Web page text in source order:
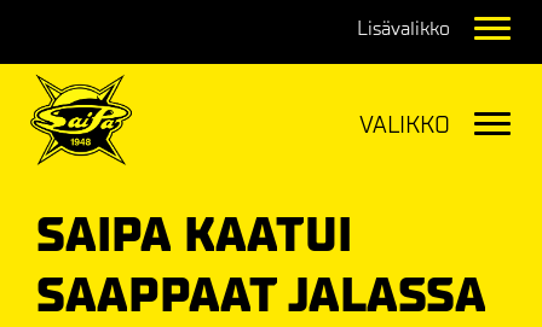
SAIPA KAATUI
SAAPPAAT JALASSA